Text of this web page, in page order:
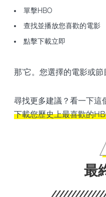
單擊HBO
查找並播放您喜歡的電影
點擊下載立即
那’它。您選擇的電影或節
尋找更多建議？看一下這
下載您歷史上最喜歡的
最